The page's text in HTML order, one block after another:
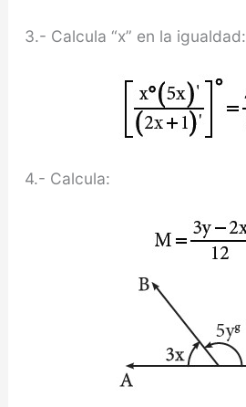
3.- Calcula “x” en la igualdad:
4.- Calcula: